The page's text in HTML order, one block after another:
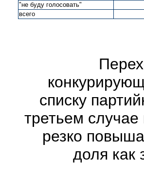
"не буду голосовать"
всего
списку
третьем
резко
доля как